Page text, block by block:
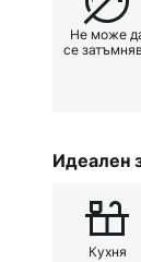
Не може
се
Идеален
Кухня